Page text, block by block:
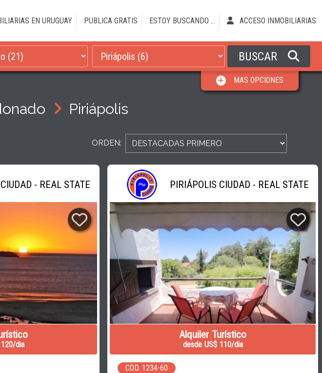
EN URUGUAY PUBLICA GRATIS ESTOY BUSCANDO ... ACCESO INMOBILIARIAS
BUSCAR
MAS OPCIONES
Piriápolis
ORDEN:
- REAL STATE
dia
PIRIÁPOLIS CIUDAD - REAL STATE
Alquiler Turístico
desde US$ 110/dia
COD. 1234-60